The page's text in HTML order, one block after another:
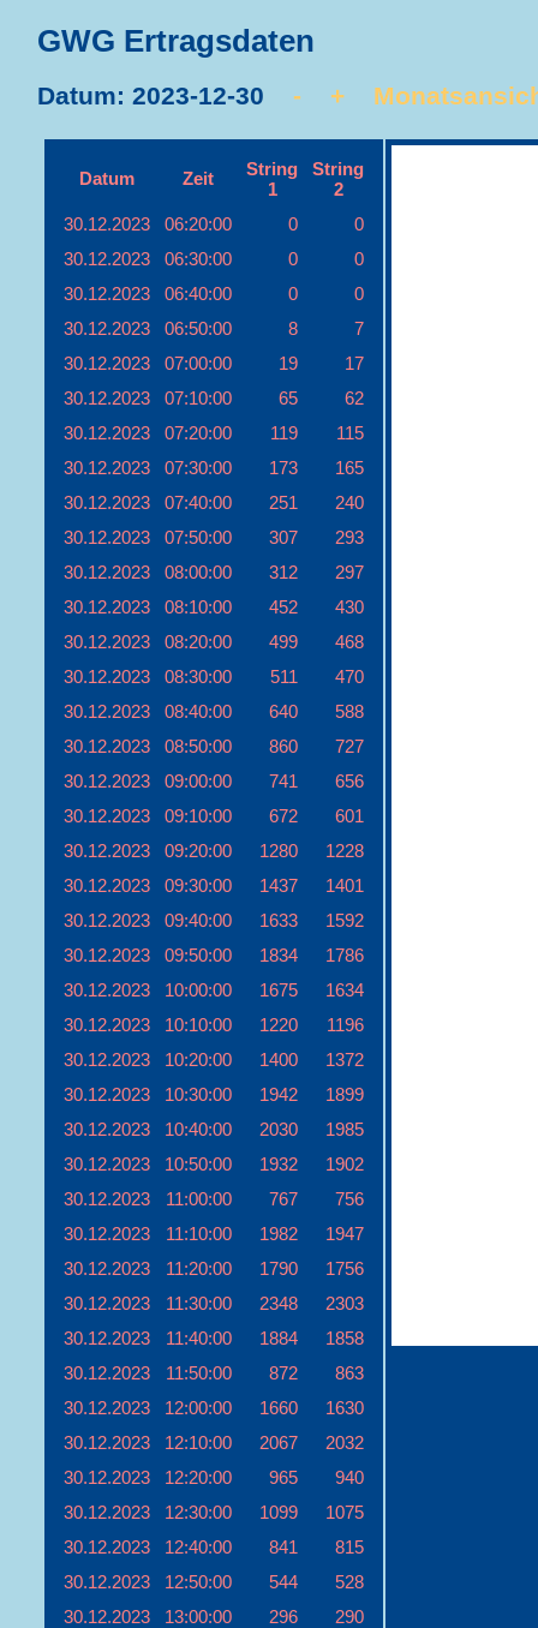
GWG Ertragsdaten
Datum: 2023-12-30 - +
Datum Zeit
String
1
String
2
30.12.2023
06:20:00 0
0
30.12.2023
06:30:00 0
0
30.12.2023
06:40:00 0
0
30.12.2023
06:50:00 8
7
30.12.2023
07:00:00 19
17
30.12.2023
07:10:00 65
62
30.12.2023
07:20:00 119
115
30.12.2023
07:30:00 173
165
30.12.2023
07:40:00 251
240
30.12.2023
07:50:00 307
293
30.12.2023
08:00:00 312
297
30.12.2023
08:10:00 452
430
30.12.2023
08:20:00 499
468
30.12.2023
08:30:00 511
470
30.12.2023
08:40:00 640
588
30.12.2023
08:50:00 860
727
30.12.2023
09:00:00 741
656
30.12.2023
09:10:00 672
601
30.12.2023
09:20:00 1280
1228
30.12.2023
09:30:00 1437
1401
30.12.2023
09:40:00 1633
1592
30.12.2023
09:50:00 1834
1786
30.12.2023
10:00:00 1675
1634
30.12.2023
10:10:00 1220
1196
30.12.2023
10:20:00 1400
1372
30.12.2023
10:30:00 1942
1899
30.12.2023
10:40:00 2030
1985
30.12.2023
10:50:00 1932
1902
30.12.2023
11:00:00 767
756
30.12.2023
11:10:00 1982
1947
30.12.2023
11:20:00 1790
1756
30.12.2023
11:30:00 2348
2303
30.12.2023
11:40:00 1884
1858
30.12.2023
11:50:00 872
863
30.12.2023
12:00:00 1660
1630
30.12.2023
12:10:00 2067
2032
30.12.2023
12:20:00 965
940
30.12.2023
12:30:00 1099
1075
30.12.2023
12:40:00 841
815
30.12.2023
12:50:00 544
528
30.12.2023
13:00:00 296
290